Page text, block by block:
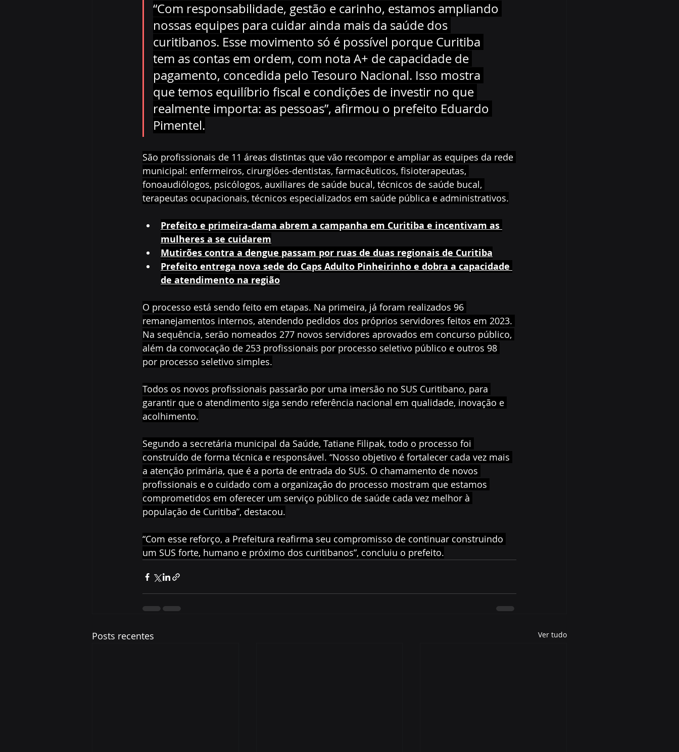
“Com responsabilidade, gestão e carinho, estamos ampliando
nossas equipes para cuidar ainda mais da saúde dos
curitibanos. Esse movimento só é possível porque Curitiba
tem as contas em ordem, com nota A+ de capacidade de
pagamento, concedida pelo Tesouro Nacional. Isso mostra
que temos equilíbrio fiscal e condições de investir no que
realmente importa: as pessoas”, afirmou o prefeito Eduardo
Pimentel.
São profissionais de 11 áreas distintas que vão recompor e ampliar as equipes da rede
municipal: enfermeiros, cirurgiões-dentistas, farmacêuticos, fisioterapeutas,
fonoaudiólogos, psicólogos, auxiliares de saúde bucal, técnicos de saúde bucal,
terapeutas ocupacionais, técnicos especializados em saúde pública e administrativos.
Prefeito e primeira-dama abrem a campanha em Curitiba e incentivam as
mulheres a se cuidarem
Mutirões contra a dengue passam por ruas de duas regionais de Curitiba
Prefeito entrega nova sede do Caps Adulto Pinheirinho e dobra a capacidade
de atendimento na região
O processo está sendo feito em etapas. Na primeira, já foram realizados 96
remanejamentos internos, atendendo pedidos dos próprios servidores feitos em 2023.
Na sequência, serão nomeados 277 novos servidores aprovados em concurso público,
além da convocação de 253 profissionais por processo seletivo público e outros 98
por processo seletivo simples.
Todos os novos profissionais passarão por uma imersão no SUS Curitibano, para
garantir que o atendimento siga sendo referência nacional em qualidade, inovação e
acolhimento.
Segundo a secretária municipal da Saúde, Tatiane Filipak, todo o processo foi
construído de forma técnica e responsável. “Nosso objetivo é fortalecer cada vez mais
a atenção primária, que é a porta de entrada do SUS. O chamamento de novos
profissionais e o cuidado com a organização do processo mostram que estamos
comprometidos em oferecer um serviço público de saúde cada vez melhor à
população de Curitiba”, destacou.
“Com esse reforço, a Prefeitura reafirma seu compromisso de continuar construindo
um SUS forte, humano e próximo dos curitibanos”, concluiu o prefeito.
Posts recentes Ver tudo